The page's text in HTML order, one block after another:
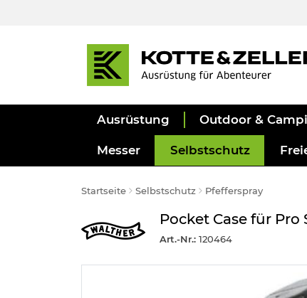
Ausrüstung Outdoor &
Messer Selbstschutz
Startseite Selbstschutz Pfefferspray
Pocket Case für Pro
Art.-Nr.: 120464